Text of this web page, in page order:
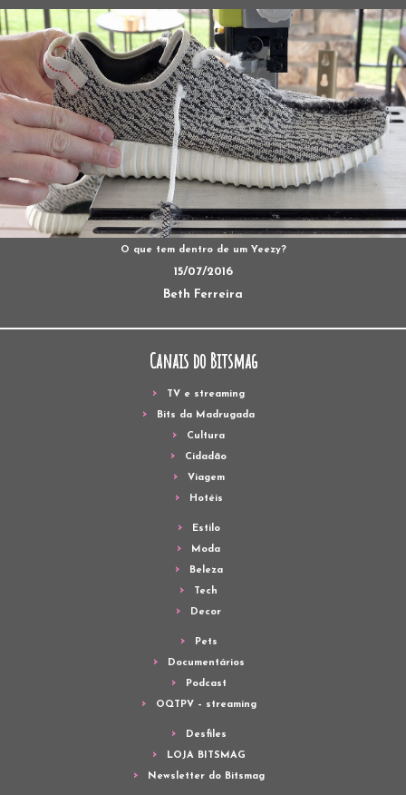
O que tem dentro de um Yeezy?
15/07/2016
Beth Ferreira
Canais do Bitsmag
TV e streaming
Bits da Madrugada
Cultura
Cidadão
Viagem
Hotéis
Estilo
Moda
Beleza
Tech
Decor
Pets
Documentários
Podcast
OQTPV – streaming
Desfiles
LOJA BITSMAG
Newsletter do Bitsmag